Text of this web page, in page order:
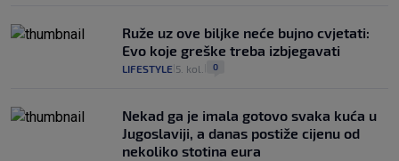
Ruže uz ove biljke neće bujno cvjetati:
Evo koje greške treba izbjegavati
LIFESTYLE 5. kol. 0
Nekad ga je imala gotovo svaka kuća u
Jugoslaviji, a danas postiže cijenu od
nekoliko stotina eura